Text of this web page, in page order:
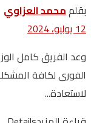
بقلممحمد العزاوي
12 يوليو، 2024
وعد الفريق كامل
الفورى لكافة
لاستعادة...